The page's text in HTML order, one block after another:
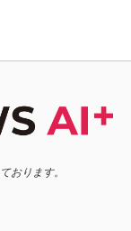
おります。